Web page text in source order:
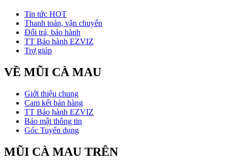
Tin tức HOT
Thanh toán, vận chuyển
Đổi trả, bảo hành
TT Bảo hành EZVIZ
Trợ giúp
VỀ MŨI CÀ MAU
Giới thiệu chung
Cam kết bán hàng
TT Bảo hành EZVIZ
Bảo mật thông tin
Góc Tuyển dụng
MŨI CÀ MAU TRÊN